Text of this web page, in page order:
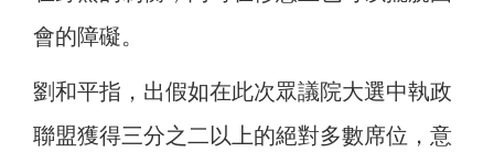
會的障礙。
劉和平指，出假如在此次眾議院大選中執政
聯盟獲得三分之二以上的絕對多數席位，意